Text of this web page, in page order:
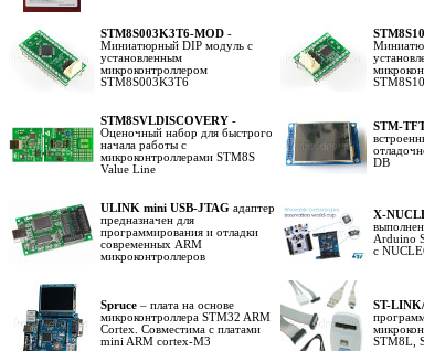
STM8S003K3T6-MOD -
Миниатюрный DIP модуль с
установленным
микроконтроллером
STM8S003K3T6
STM8SVLDISCOVERY -
Оценочный набор для быстрого
начала работы с
микроконтроллерами STM8S
Value Line
STM-
DB
ULINK mini USB-JTAG адаптер
предназначен для
программирования и отладки
современных ARM
микроконтроллеров
X-
Arduino
с
Spruce – плата на основе
микроконтроллера STM32 ARM
Сortex. Совместима с платами
mini ARM cortex-M3
ST-
STM8L,